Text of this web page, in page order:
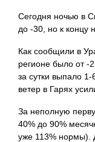
Сегодня ночью в
до -30, но к концу
Как сообщили в
регионе было от -
за сутки выпало
ветер в Гарях
За неполную
40% до 90%
уже 113% нормы).